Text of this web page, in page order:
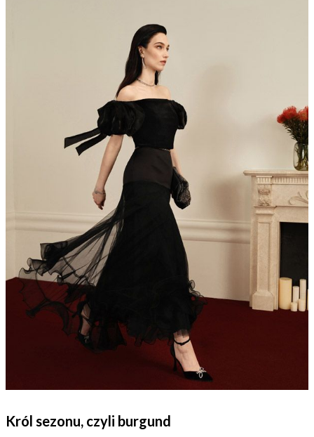
Król sezonu, czyli burgund